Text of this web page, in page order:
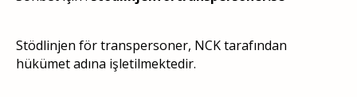
Stödlinjen för transpersoner, NCK tarafından
hükümet adına işletilmektedir.